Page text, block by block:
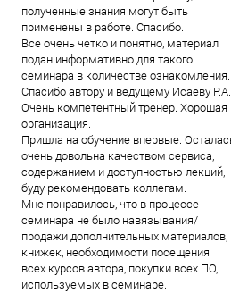
полученные знания могут быть
применены в работе. Спасибо.
Все очень четко и понятно, материал
подан информативно для такого
семинара в количестве ознакомления.
Спасибо автору и ведущему Исаеву Р.А.
Очень компетентный тренер. Хорошая
организация.
Пришла на обучение впервые.
очень довольна качеством сервиса,
содержанием и доступностью лекций,
буду рекомендовать коллегам.
Мне понравилось, что в процессе
семинара не было навязывания/
продажи дополнительных материалов,
книжек, необходимости посещения
всех курсов автора, покупки всех ПО,
используемых в семинаре.